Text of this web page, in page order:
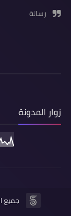
رسالة
زوار المدونة
جميع